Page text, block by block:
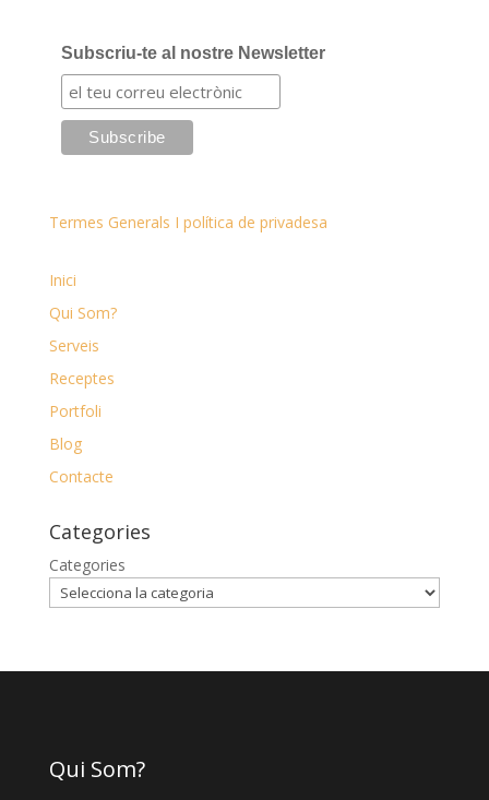
Subscriu-te al nostre Newsletter
Termes Generals I política de privadesa
Inici
Qui Som?
Serveis
Receptes
Portfoli
Blog
Contacte
Categories
Categories
Qui Som?